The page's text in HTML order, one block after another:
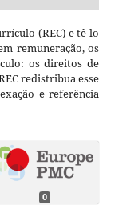
(REC) e tê-lo
remuneração, os
os direitos de
redistribua esse
e referência
0